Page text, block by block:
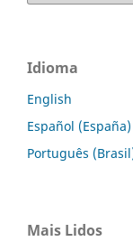
Idioma
English
Español (España)
Português
Mais Lidos